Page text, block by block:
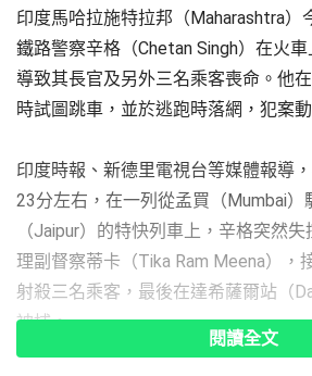
印度馬哈拉施特拉邦（Maharashtra）
鐵路警察辛格（Chetan Singh）在火
導致其長官及另外三名乘客喪命。他
時試圖跳車，並於逃跑時落網，犯案
印度時報、新德里電視台等媒體報導
23分左右，在一列從孟買（Mumbai）
（Jaipur）的特快列車上，辛格突然
理副督察蒂卡（Tika Ram Meena），
射殺三名乘客，最後在達希薩爾站（
被捕。
閱讀全文